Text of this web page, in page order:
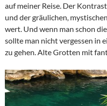
auf meiner Reise. Der
und der gräulichen,
wert. Und wenn man schon
sollte man nicht vergessen in
zu gehen. Alte Grotten mit